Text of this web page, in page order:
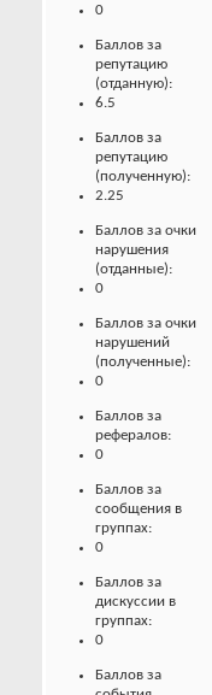
0
Баллов за
репутацию
(отданную):
6.5
Баллов за
репутацию
(полученную):
2.25
Баллов за очки
нарушения
(отданные):
0
Баллов за очки
нарушений
(полученные):
0
Баллов за
рефералов:
0
Баллов за
сообщения в
группах:
0
Баллов за
дискуссии в
группах:
0
Баллов за